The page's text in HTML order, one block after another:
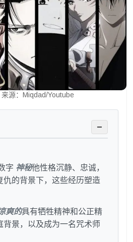
源：Miqdad/Youtube
−
字 神秘他性格沉静、忠诚，
仇的背景下，这些经历塑造
爽的具有牺牲精神和公正精
背景，以及成为一名咒术师